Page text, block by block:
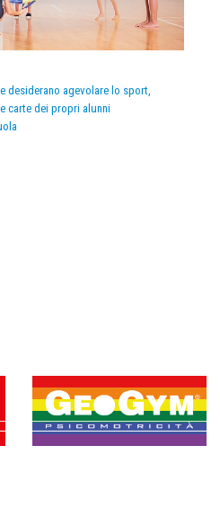
agevolare lo sport,
carte dei propri alunni